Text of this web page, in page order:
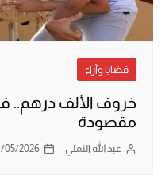
قضايا وآراء
خروف الألف درهم..
مقصودة
عبد الله النملي 05/2026